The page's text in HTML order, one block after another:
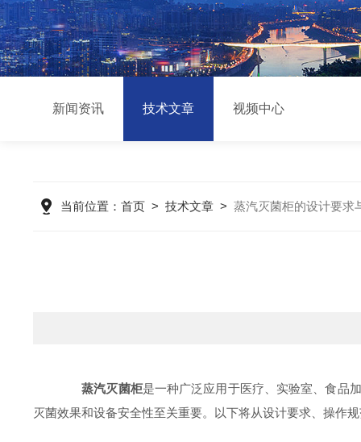
新闻资讯 技术文章 视频中心
当前位置： 首页> 技术文章> 蒸汽灭菌柜的设计要求
蒸汽灭菌柜是一种广泛应用于医疗、实验室、食品
灭菌效果和设备安全性至关重要。以下将从设计要求、操作